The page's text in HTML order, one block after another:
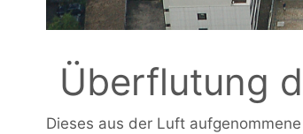
Überflutung
Dieses aus der Luft